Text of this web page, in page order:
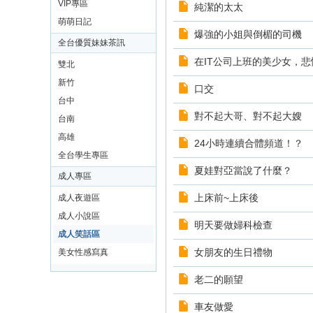
找
萌
萌
外
送
喝
到
不
一
樣
的
人
生
VIP專區
萌萌日記
全台優質妹妹茶訊
雙北
新竹
台中
台南
高雄
全台學生專區
成人專區
成人夜遊區
成人小說區
成人笑話區
美女性感寫真
純潔的太太
爆強的小姐與倒楣的司機
在IT公司上班的美少女，悲
口交
對不起大哥、對不起大嫂
24小時連續合體頻道！？
夏娃對亞當說了什麼？
上床前~上床後
明天要做婦科檢查
女朋友的生日禮物
老二的願望
車友做愛